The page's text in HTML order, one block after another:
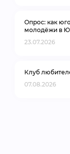
Опрос: как
молодёжи в
23.07.2026
Клуб
07.08.2026